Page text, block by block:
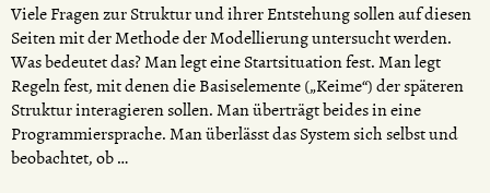
Viele Fragen zur Struktur und ihrer Entstehung sollen auf diesen
Seiten mit der Methode der Modellierung untersucht werden.
Was bedeutet das? Man legt eine Startsituation fest. Man legt
Regeln fest, mit denen die Basiselemente („Keime“) der späteren
Struktur interagieren sollen. Man überträgt beides in eine
Programmiersprache. Man überlässt das System sich selbst und
beobachtet, ob …